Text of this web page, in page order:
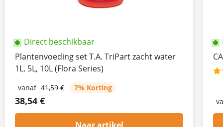
Direct beschikbaar
Plantenvoeding set T.A. TriPart zacht water
1L, 5L, 10L (Flora Series)
vanaf 41,59 € 7% Korting
38,54 €